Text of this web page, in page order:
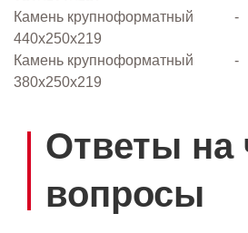
Камень крупноформатный
440x250x219
-
Камень крупноформатный
380x250x219
-
Ответы на
вопросы